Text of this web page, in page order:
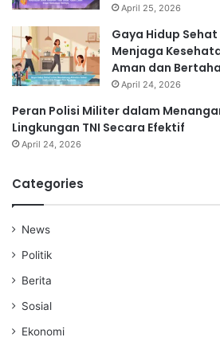
April 25, 2026
Gaya Hidup
Menjaga
Aman dan
April 24, 2026
Peran Polisi Militer dalam
Lingkungan TNI Secara Efektif
April 24, 2026
Categories
News
Politik
Berita
Sosial
Ekonomi